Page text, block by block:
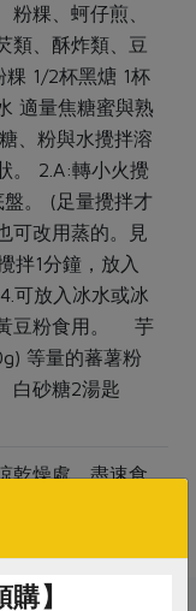
粉粿、蚵仔煎、
類、酥炸類、豆
1/2杯黑煻 1杯
適量焦糖蜜與熟
、粉與水攪拌溶
。 2.A:轉小火攪
。 (足量攪拌才
可改用蒸的。見
拌1分鐘，放入
可放入冰水或冰
豆粉食用。 芋
等量的蕃薯粉
白砂糖2湯匙
乾燥處，盡速食
】